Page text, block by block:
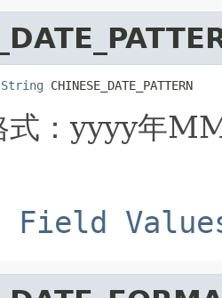
String CHINESE_DATE_PATTERN
式：yyyy年
Field